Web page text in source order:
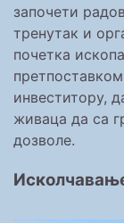
започети
тренутак и
почетка
инвеститору,
живаца да са
дозволе.